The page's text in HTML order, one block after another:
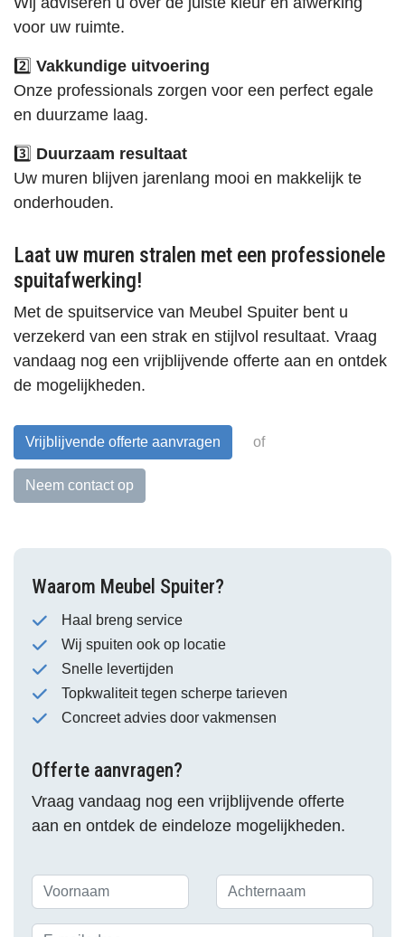
voor uw ruimte.
2️⃣ Vakkundige uitvoering
Onze professionals zorgen voor een perfect egale
en duurzame laag.
3️⃣ Duurzaam resultaat
Uw muren blijven jarenlang mooi en makkelijk te
onderhouden.
Laat uw muren stralen met een professionele
spuitafwerking!
Met de spuitservice van Meubel Spuiter bent u
verzekerd van een strak en stijlvol resultaat. Vraag
vandaag nog een vrijblijvende offerte aan en ontdek
de mogelijkheden.
Vrijblijvende offerte aanvragen of
Neem contact op
Waarom Meubel Spuiter?
Haal breng service
Wij spuiten ook op locatie
Snelle levertijden
Topkwaliteit tegen scherpe tarieven
Concreet advies door vakmensen
Offerte aanvragen?
Vraag vandaag nog een vrijblijvende offerte
aan en ontdek de eindeloze mogelijkheden.